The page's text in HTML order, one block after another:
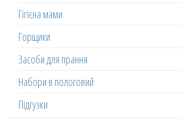
Гігієна мами
Горщики
Засоби для прання
Набори в пологовий
Підгузки